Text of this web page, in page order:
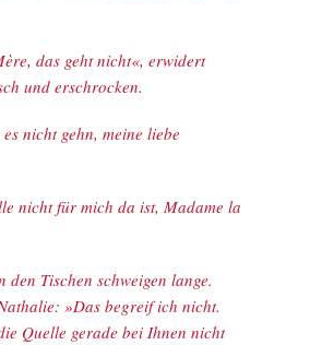
das geht nicht«, erwidert
und erschrocken.
nicht gehn, meine liebe
nicht für mich da ist, Madame la
den Tischen schweigen lange.
»Das begreif ich nicht.
Quelle gerade bei Ihnen nicht